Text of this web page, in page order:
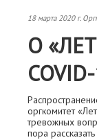
18 марта 2020 г.
О
оргкомитет
тревожных
пора